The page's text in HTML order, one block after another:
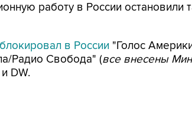
работу в России остановили
в России "Голос
Радио Свобода" (все внесены
DW.